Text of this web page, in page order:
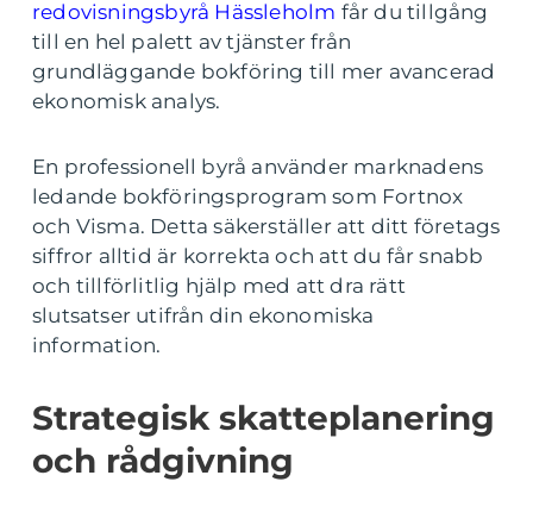
redovisningsbyrå Hässleholm får du tillgång
till en hel palett av tjänster från
grundläggande bokföring till mer avancerad
ekonomisk analys.
En professionell byrå använder marknadens
ledande bokföringsprogram som Fortnox
och Visma. Detta säkerställer att ditt företags
siffror alltid är korrekta och att du får snabb
och tillförlitlig hjälp med att dra rätt
slutsatser utifrån din ekonomiska
information.
Strategisk skatteplanering
och rådgivning